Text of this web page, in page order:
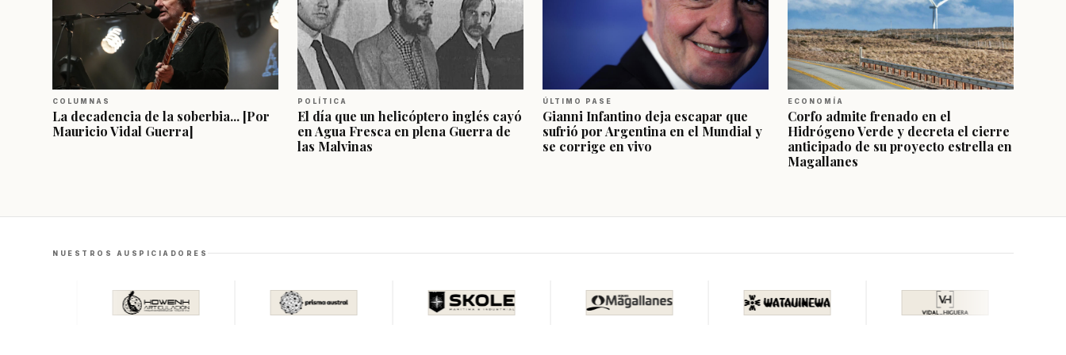
COLUMNAS
La decadencia de la soberbia... [Por
Mauricio Vidal Guerra]
POLÍTICA
El día que un helicóptero inglés cayó
en Agua Fresca en plena Guerra de
las Malvinas
ÚLTIMO PASE
Gianni Infantino deja escapar que
sufrió por Argentina en el Mundial y
se corrige en vivo
ECONOMÍA
Corfo admite frenado en el
Hidrógeno Verde y decreta el cierre
anticipado de su proyecto estrella en
Magallanes
NUESTROS AUSPICIADORES